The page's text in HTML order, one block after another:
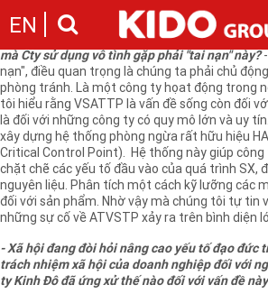
EN
Giới thiệu
Câu chuyện KIDO
Chặng đường
Cam kết của KIDO
Nhà sáng lập
Ngành hàng
Ngành dầu
Ngành gia vị
Ngành bánh
Tin tức
Tin tức & sự kiện
Thông cáo báo chí của tập đoàn
Nhà đầu tư
Thông điệp
Báo cáo
Thông tin cổ phần
Liên hệ
Nghề nghiệp
Giới thiệu
- Thưa ông, sự kiện sữa nhiễm chất melamine
dùng rất lo lắng. Là doanh nghiệp sản xuất
dụng nhiều nguyên liệu sữa, ông có lo ngại
mà Cty sử dụng vô tình gặp phải "tai nạn" này?
nạn", điều quan trọng là chúng ta phải chủ
phòng tránh. Là một công ty họat động trong
tôi hiểu rằng VSATTP là vấn đề sống còn đối
là đối với những công ty có quy mô lớn và uy
xây dựng hệ thống phòng ngừa rất hữu hiệu
Critical Control Point). Hệ thống này giúp
chặt chẽ các yếu tố đầu vào của quá trình SX,
nguyên liệu. Phân tích một cách kỹ lưỡng các
đối với sản phẩm. Nhờ vậy mà chúng tôi tự tin
những sự cố về ATVSTP xảy ra trên bình diện
- Xã hội đang đòi hỏi nâng cao yếu tố đạo đức
trách nhiệm xã hội của doanh nghiệp đối với
ty Kinh Đô đã ứng xử thế nào đối với vấn đề